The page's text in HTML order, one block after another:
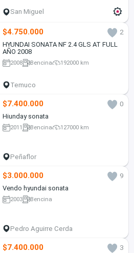
San Miguel
$4.750.000
2
HYUNDAI SONATA NF 2.4 GLS AT FULL
AÑO 2008
2008 Bencina 192000 km
Temuco
$7.400.000
0
Hiunday sonata
2011 Bencina 127000 km
Peñaflor
$3.000.000
9
Vendo hyundai sonata
2003 Bencina
Pedro Aguirre Cerda
$7.400.000
3